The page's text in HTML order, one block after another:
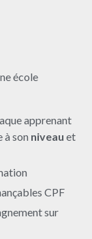
école
apprenant
à son niveau et
CPF
sur